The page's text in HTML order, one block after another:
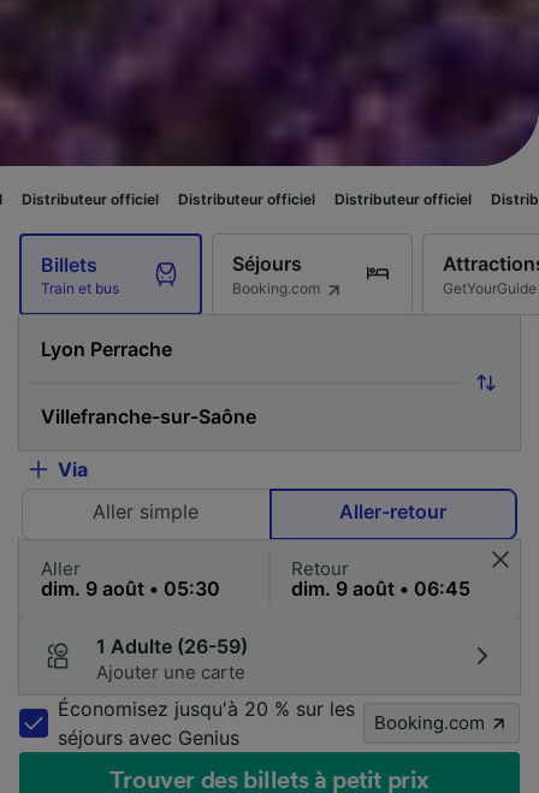
officiel Distributeur officiel Distributeur officiel Distributeur officiel
Billets
Train et bus
Séjours
Booking.com GetYourGuide
Via
Aller simple
Aller-retour
Aller Retour
1 Adulte (26-59)
Ajouter une carte
Économisez jusqu'à 20 % sur les
séjours avec Genius
Booking.com
Trouver des billets à petit prix